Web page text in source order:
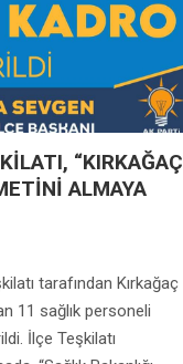
“KIRKAĞAÇ
ALMAYA
tarafından Kırkağaç
11 sağlık personeli
İlçe Teşkilatı